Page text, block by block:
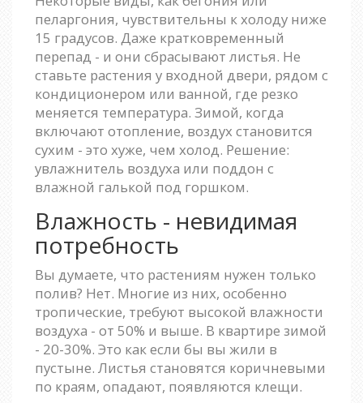
пеларгония, чувствительны к холоду ниже
15 градусов. Даже кратковременный
перепад - и они сбрасывают листья. Не
ставьте растения у входной двери, рядом с
кондиционером или ванной, где резко
меняется температура. Зимой, когда
включают отопление, воздух становится
сухим - это хуже, чем холод. Решение:
увлажнитель воздуха или поддон с
влажной галькой под горшком.
Влажность - невидимая
потребность
Вы думаете, что растениям нужен только
полив? Нет. Многие из них, особенно
тропические, требуют высокой влажности
воздуха - от 50% и выше. В квартире зимой
- 20-30%. Это как если бы вы жили в
пустыне. Листья становятся коричневыми
по краям, опадают, появляются клещи.